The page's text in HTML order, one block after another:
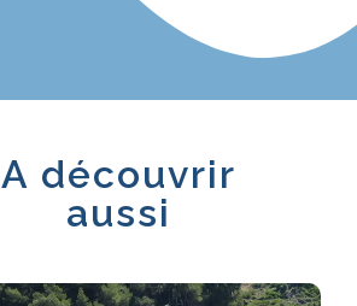
A découvrir
aussi